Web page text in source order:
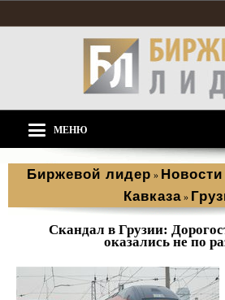
МЕНЮ
Биржевой лидер »
Кавказа »
Скандал в Грузии:
оказались не по